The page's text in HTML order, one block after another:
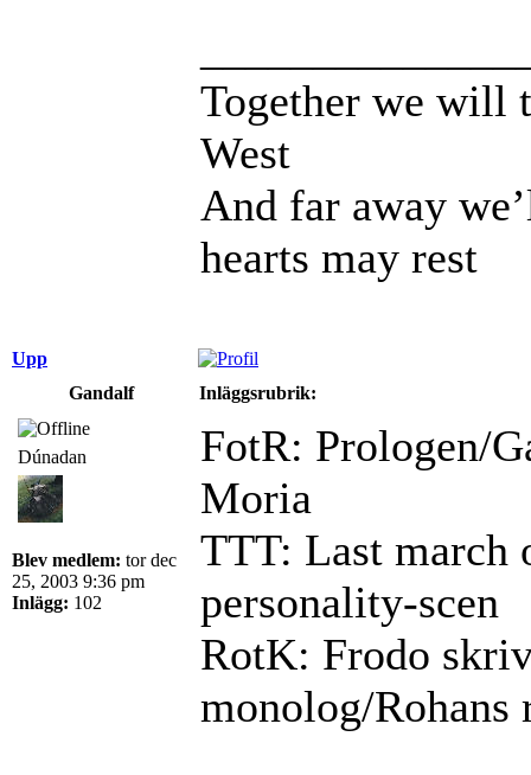
Together we will
West
And far away
hearts may rest
Upp
Gandalf
Inläggsrubrik:
Dúnadan
Blev medlem: tor dec
25, 2003 9:36 pm
Inlägg: 102
FotR: Prologen/
Moria
TTT: Last march
personality-scen
RotK: Frodo
monolog/Rohans